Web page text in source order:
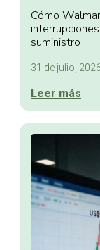
Cómo
suministro
31 de julio, 2026
Leer más